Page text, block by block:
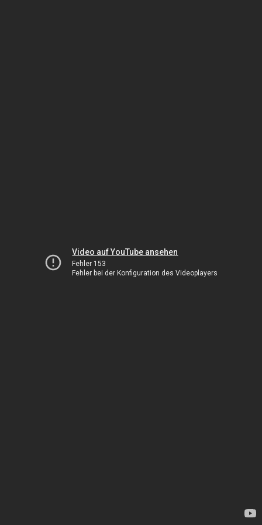
Video auf YouTube ansehen
Fehler 153
Fehler bei der Konfiguration des Videoplayers